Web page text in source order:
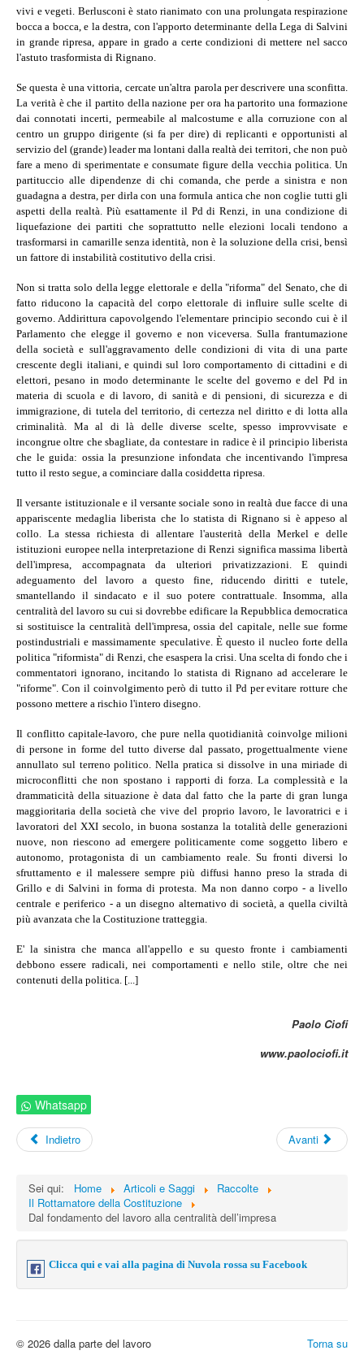
vivi e vegeti. Berlusconi è stato rianimato con una prolungata respirazione
bocca a bocca, e la destra, con l'apporto determinante della Lega di Salvini
in grande ripresa, appare in grado a certe condizioni di mettere nel sacco
l'astuto trasformista di Rignano.
Se questa è una vittoria, cercate un'altra parola per descrivere una sconfitta.
La verità è che il partito della nazione per ora ha partorito una formazione
dai connotati incerti, permeabile al malcostume e alla corruzione con al
centro un gruppo dirigente (si fa per dire) di replicanti e opportunisti al
servizio del (grande) leader ma lontani dalla realtà dei territori, che non può
fare a meno di sperimentate e consumate figure della vecchia politica. Un
partituccio alle dipendenze di chi comanda, che perde a sinistra e non
guadagna a destra, per dirla con una formula antica che non coglie tutti gli
aspetti della realtà. Più esattamente il Pd di Renzi, in una condizione di
liquefazione dei partiti che soprattutto nelle elezioni locali tendono a
trasformarsi in camarille senza identità, non è la soluzione della crisi, bensì
un fattore di instabilità costitutivo della crisi.
Non si tratta solo della legge elettorale e della "riforma" del Senato, che di
fatto riducono la capacità del corpo elettorale di influire sulle scelte di
governo. Addirittura capovolgendo l'elementare principio secondo cui è il
Parlamento che elegge il governo e non viceversa. Sulla frantumazione
della società e sull'aggravamento delle condizioni di vita di una parte
crescente degli italiani, e quindi sul loro comportamento di cittadini e di
elettori, pesano in modo determinante le scelte del governo e del Pd in
materia di scuola e di lavoro, di sanità e di pensioni, di sicurezza e di
immigrazione, di tutela del territorio, di certezza nel diritto e di lotta alla
criminalità. Ma al di là delle diverse scelte, spesso improvvisate e
incongrue oltre che sbagliate, da contestare in radice è il principio liberista
che le guida: ossia la presunzione infondata che incentivando l'impresa
tutto il resto segue, a cominciare dalla cosiddetta ripresa.
Il versante istituzionale e il versante sociale sono in realtà due facce di una
appariscente medaglia liberista che lo statista di Rignano si è appeso al
collo. La stessa richiesta di allentare l'austerità della Merkel e delle
istituzioni europee nella interpretazione di Renzi significa massima libertà
dell'impresa, accompagnata da ulteriori privatizzazioni. E quindi
adeguamento del lavoro a questo fine, riducendo diritti e tutele,
smantellando il sindacato e il suo potere contrattuale. Insomma, alla
centralità del lavoro su cui si dovrebbe edificare la Repubblica democratica
si sostituisce la centralità dell'impresa, ossia del capitale, nelle sue forme
postindustriali e massimamente speculative. È questo il nucleo forte della
politica "riformista" di Renzi, che esaspera la crisi. Una scelta di fondo che i
commentatori ignorano, incitando lo statista di Rignano ad accelerare le
"riforme". Con il coinvolgimento però di tutto il Pd per evitare rotture che
possono mettere a rischio l'intero disegno.
Il conflitto capitale-lavoro, che pure nella quotidianità coinvolge milioni
di persone in forme del tutto diverse dal passato, progettualmente viene
annullato sul terreno politico. Nella pratica si dissolve in una miriade di
microconflitti che non spostano i rapporti di forza. La complessità e la
drammaticità della situazione è data dal fatto che la parte di gran lunga
maggioritaria della società che vive del proprio lavoro, le lavoratrici e i
lavoratori del XXI secolo, in buona sostanza la totalità delle generazioni
nuove, non riescono ad emergere politicamente come soggetto libero e
autonomo, protagonista di un cambiamento reale. Su fronti diversi lo
sfruttamento e il malessere sempre più diffusi hanno preso la strada di
Grillo e di Salvini in forma di protesta. Ma non danno corpo - a livello
centrale e periferico - a un disegno alternativo di società, a quella civiltà
più avanzata che la Costituzione tratteggia.
E' la sinistra che manca all'appello e su questo fronte i cambiamenti
debbono essere radicali, nei comportamenti e nello stile, oltre che nei
contenuti della politica. [...]
Paolo Ciofi
www.paolociofi.it
Whatsapp
Indietro Avanti
Sei qui: Home Articoli e Saggi
Raccolte
Il Rottamatore della Costituzione
Dal fondamento del lavoro alla centralità dell’impresa
Clicca qui e vai alla pagina di Nuvola rossa su Facebook
Torna su
© 2026 dalla parte del lavoro